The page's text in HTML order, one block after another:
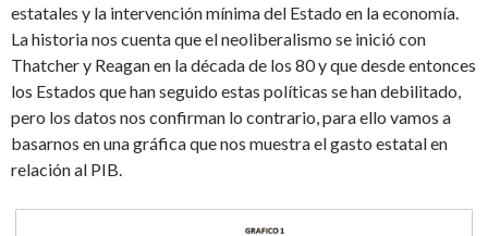
estatales y la intervención mínima del Estado en la economía.
La historia nos cuenta que el neoliberalismo se inició con
Thatcher y Reagan en la década de los 80 y que desde entonces
los Estados que han seguido estas políticas se han debilitado,
pero los datos nos confirman lo contrario, para ello vamos a
basarnos en una gráfica que nos muestra el gasto estatal en
relación al PIB.